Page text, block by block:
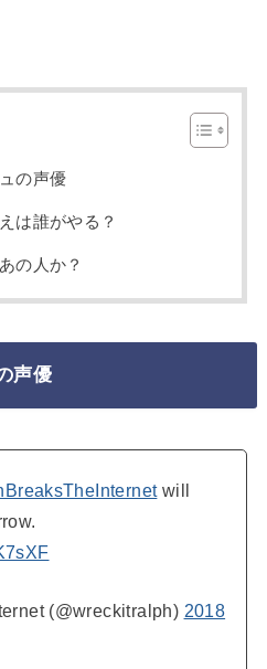
の声優
は誰がやる？
の人か？
声優
will
(@wreckitralph) 2018